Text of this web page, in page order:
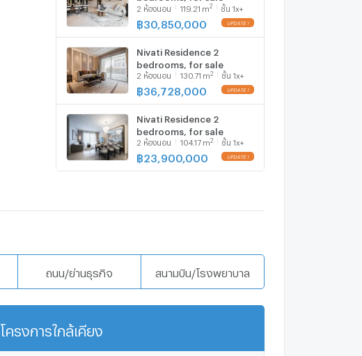
2 ห้องนอน 119.21 m2 ชั้น 1x+
฿30,850,000
Nivati Residence 2
bedrooms, for sale
2 ห้องนอน 130.71 m2 ชั้น 1x+
฿36,728,000
Nivati Residence 2
bedrooms, for sale
2 ห้องนอน 104.17 m2 ชั้น 1x+
฿23,900,000
ถนน/ย่านธุรกิจ สนามบิน/โรงพยาบาล
โครงการใกล้เคียง